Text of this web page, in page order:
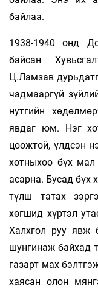
байлаа.
1938-1940 онд
байсан
Ц.Ламзав
чадмааргүй
нутгийн
явдаг юм. Нэг
цоожтой, үлдсэн
хотныхоо бүх
асарна. Бусад бүх
түлш татах
хөгшид хүртэл
Халхгол руу явж
шунгинаж байхад
газарт мах
хаясан олон